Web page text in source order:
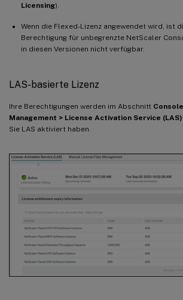
Licensing).
Wenn die Flexed-Lizenz angewendet wird, ist
Berechtigung für unbegrenzte NetScaler
in diesen Versionen nicht verfügbar.
LAS-basierte Lizenz
Ihre Berechtigungen werden im Abschnitt
Management > License Activation Service (LAS)
Sie LAS aktiviert haben.